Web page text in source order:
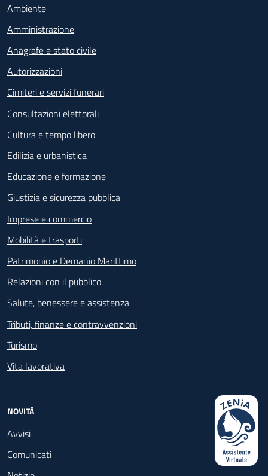
Ambiente
Amministrazione
Anagrafe e stato civile
Autorizzazioni
Cimiteri e servizi funerari
Consultazioni elettorali
Cultura e tempo libero
Edilizia e urbanistica
Educazione e formazione
Giustizia e sicurezza pubblica
Imprese e commercio
Mobilità e trasporti
Patrimonio e Demanio Marittimo
Relazioni con il pubblico
Salute, benessere e assistenza
Tributi, finanze e contravvenzioni
Turismo
Vita lavorativa
NOVITÀ
Avvisi
Comunicati